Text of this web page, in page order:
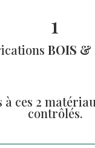
1
BOIS &
à ces 2
contrôlés.